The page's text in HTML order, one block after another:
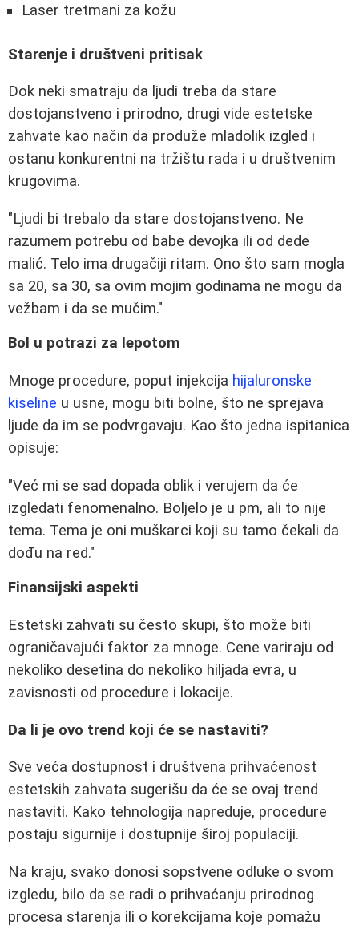
Laser tretmani za kožu
Starenje i društveni pritisak
Dok neki smatraju da ljudi treba da stare
dostojanstveno i prirodno, drugi vide estetske
zahvate kao način da produže mladolik izgled i
ostanu konkurentni na tržištu rada i u društvenim
krugovima.
"Ljudi bi trebalo da stare dostojanstveno. Ne
razumem potrebu od babe devojka ili od dede
malić. Telo ima drugačiji ritam. Ono što sam mogla
sa 20, sa 30, sa ovim mojim godinama ne mogu da
vežbam i da se mučim."
Bol u potrazi za lepotom
Mnoge procedure, poput injekcija hijaluronske
kiseline u usne, mogu biti bolne, što ne sprejava
ljude da im se podvrgavaju. Kao što jedna ispitanica
opisuje:
"Već mi se sad dopada oblik i verujem da će
izgledati fenomenalno. Boljelo je u pm, ali to nije
tema. Tema je oni muškarci koji su tamo čekali da
dođu na red."
Finansijski aspekti
Estetski zahvati su često skupi, što može biti
ograničavajući faktor za mnoge. Cene variraju od
nekoliko desetina do nekoliko hiljada evra, u
zavisnosti od procedure i lokacije.
Da li je ovo trend koji će se nastaviti?
Sve veća dostupnost i društvena prihvaćenost
estetskih zahvata sugerišu da će se ovaj trend
nastaviti. Kako tehnologija napreduje, procedure
postaju sigurnije i dostupnije široj populaciji.
Na kraju, svako donosi sopstvene odluke o svom
izgledu, bilo da se radi o prihvaćanju prirodnog
procesa starenja ili o korekcijama koje pomažu